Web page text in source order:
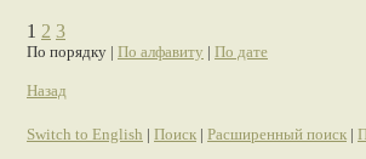
1 2 3
По порядку | По алфавиту | По дате
Назад
Switch to English | Поиск | Расширенный поиск |